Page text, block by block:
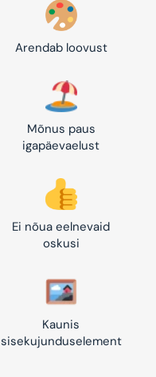
Arendab loovust
Mõnus paus
igapäevaelust
Ei nõua eelnevaid
oskusi
Kaunis
sisekujunduselement